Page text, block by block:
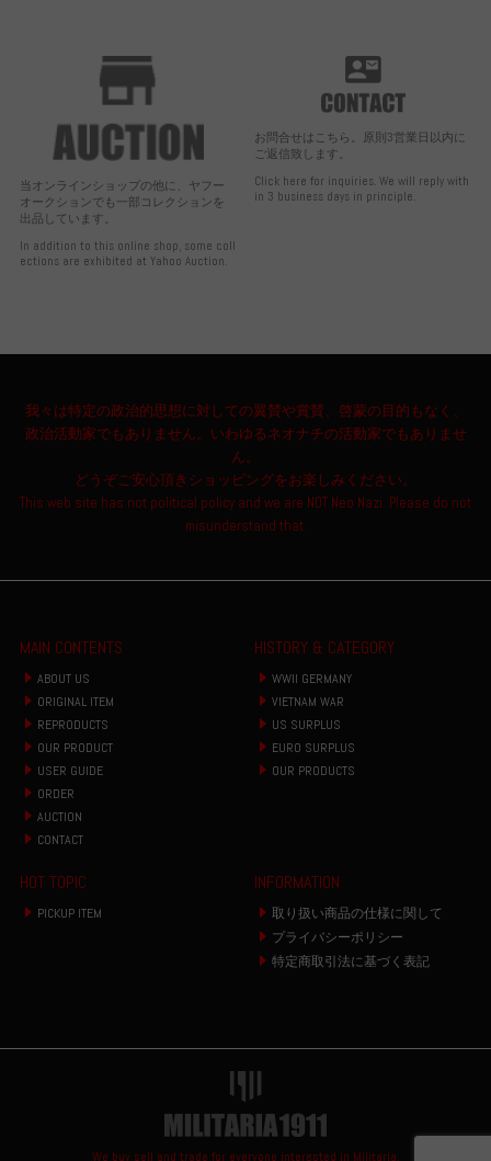
当オンラインショップの他に、ヤフー
オークションでも一部コレクションを
出品しています。
In addition to this online shop, some coll
ections are exhibited at Yahoo Auction.
お問合せはこちら。原則3営業日以内に
ご返信致します。
Click here for inquiries. We will reply with
in 3 business days in principle.
我々は特定の政治的思想に対しての翼賛や賞賛、啓蒙の目的もなく、
政治活動家でもありません。いわゆるネオナチの活動家でもありませ
ん。
どうぞご安心頂きショッピングをお楽しみください。
This web site has not political policy and we are NOT Neo Nazi. Please do not
misunderstand that.
MAIN CONTENTS
ABOUT US
ORIGINAL ITEM
REPRODUCTS
OUR PRODUCT
USER GUIDE
ORDER
AUCTION
CONTACT
HISTORY & CATEGORY
WWII GERMANY
VIETNAM WAR
US SURPLUS
EURO SURPLUS
OUR PRODUCTS
HOT TOPIC
PICKUP ITEM
INFORMATION
取り扱い商品の仕様に関して
プライバシーポリシー
特定商取引法に基づく表記
We buy sell and trade for everyone interested in Militaria.